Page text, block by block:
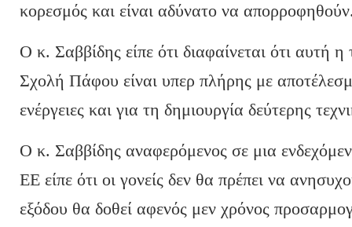
κορεσμός και είναι αδύνατο να
Ο κ. Σαββίδης είπε ότι διαφαίνεται ότι αυτή
Σχολή Πάφου είναι υπερ πλήρης με
ενέργειες και για τη δημιουργία δεύτερης
Ο κ. Σαββίδης αναφερόμενος σε μια
ΕΕ είπε ότι οι γονείς δεν θα πρέπει να
εξόδου θα δοθεί αφενός μεν χρόνος